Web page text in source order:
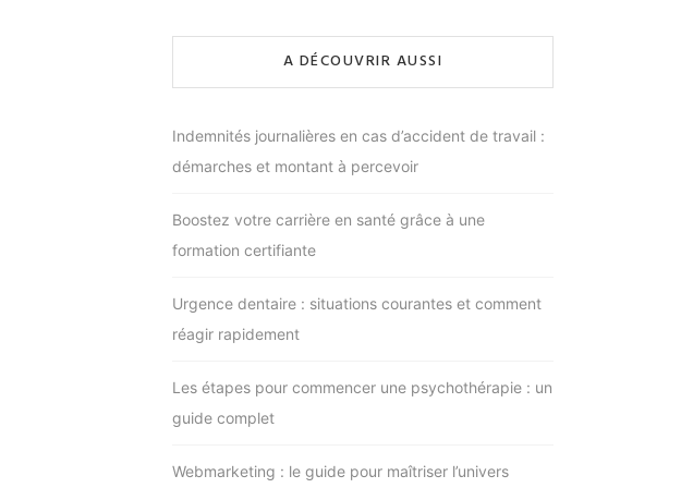
A DÉCOUVRIR AUSSI
Indemnités journalières en cas d’accident de travail :
démarches et montant à percevoir
Boostez votre carrière en santé grâce à une
formation certifiante
Urgence dentaire : situations courantes et comment
réagir rapidement
Les étapes pour commencer une psychothérapie : un
guide complet
Webmarketing : le guide pour maîtriser l’univers